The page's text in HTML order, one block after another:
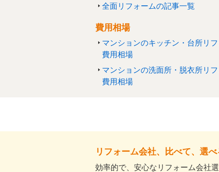
全面リフォームの記事一覧
費用相場
マンションのキッチン・台所リ
費用相場
マンションの洗面所・脱衣所リ
費用相場
リフォーム会社、比べて、選
効率的で、安心なリフォーム会社